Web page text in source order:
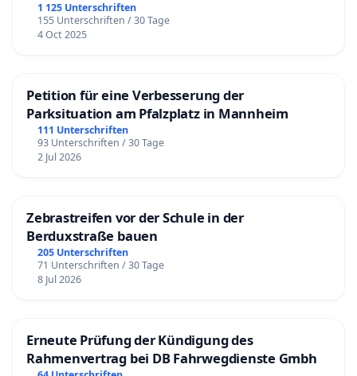
1 125 Unterschriften
155 Unterschriften / 30 Tage
4 Oct 2025
Petition für eine Verbesserung der
Parksituation am Pfalzplatz in Mannheim
111 Unterschriften
93 Unterschriften / 30 Tage
2 Jul 2026
Zebrastreifen vor der Schule in der
Berduxstraße bauen
205 Unterschriften
71 Unterschriften / 30 Tage
8 Jul 2026
Erneute Prüfung der Kündigung des
Rahmenvertrag bei DB Fahrwegdienste Gmbh